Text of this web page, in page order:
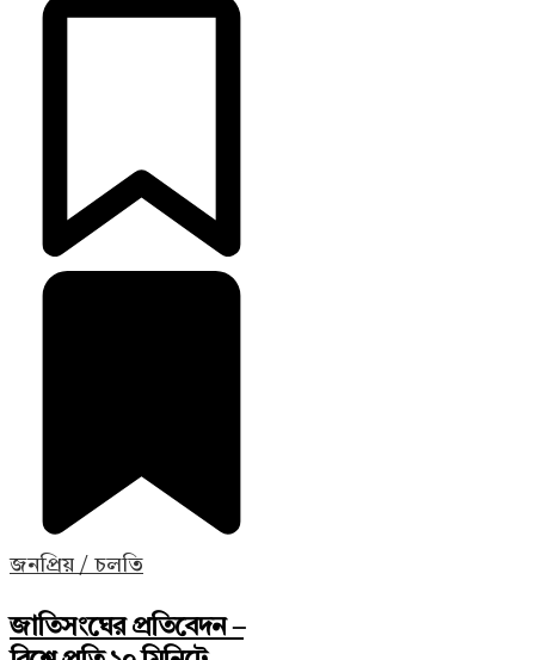
জনপ্রিয় / চলতি
জাতিসংঘের প্রতিবেদন –